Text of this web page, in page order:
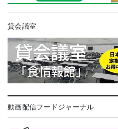
貸会議室
動画配信フードジャーナル